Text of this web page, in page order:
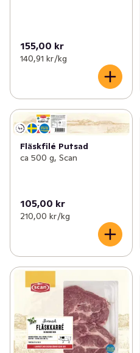
155,00 kr
140,91 kr /kg
Fläskfilé Putsad
ca 500 g, Scan
105,00 kr
210,00 kr /kg